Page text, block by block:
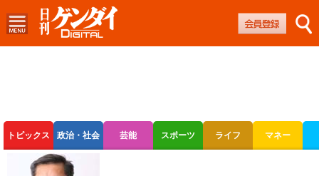
トピックス 政治・社会 芸能 スポーツ ライフ マネー
ボートレース